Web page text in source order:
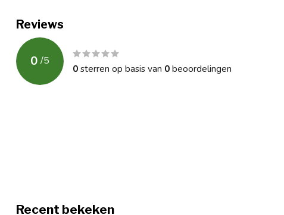
Reviews
0 /5
0sterren op basis van 0beoordelingen
Recent bekeken